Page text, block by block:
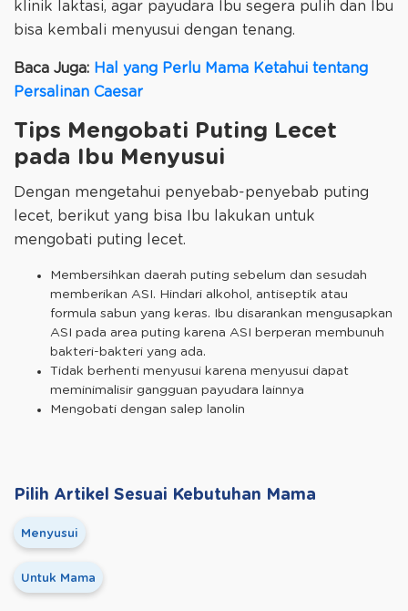
klinik laktasi, agar payudara Ibu segera pulih dan Ibu
bisa kembali menyusui dengan tenang.
Baca Juga: Hal yang Perlu Mama Ketahui tentang
Persalinan Caesar
Tips Mengobati Puting Lecet
pada Ibu Menyusui
Dengan mengetahui penyebab-penyebab puting
lecet, berikut yang bisa Ibu lakukan untuk
mengobati puting lecet.
Membersihkan daerah puting sebelum dan sesudah
memberikan ASI. Hindari alkohol, antiseptik atau
formula sabun yang keras. Ibu disarankan mengusapkan
ASI pada area puting karena ASI berperan membunuh
bakteri-bakteri yang ada.
Tidak berhenti menyusui karena menyusui dapat
meminimalisir gangguan payudara lainnya
Mengobati dengan salep lanolin
Pilih Artikel Sesuai Kebutuhan Mama
Menyusui
Untuk Mama